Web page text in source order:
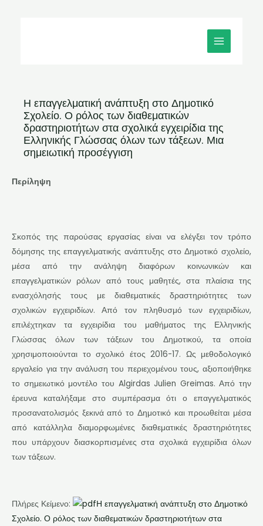
MAIN
MENU
Η επαγγελματική ανάπτυξη στο Δημοτικό
Σχολείο. Ο ρόλος των διαθεματικών
δραστηριοτήτων στα σχολικά εγχειρίδια της
Ελληνικής Γλώσσας όλων των τάξεων. Μια
σημειωτική προσέγγιση
Περίληψη
Σκοπός της παρούσας εργασίας είναι να ελέγξει τον τρόπο
δόμησης της επαγγελματικής ανάπτυξης στο Δημοτικό σχολείο,
μέσα από την ανάληψη διαφόρων κοινωνικών και
επαγγελματικών ρόλων από τους μαθητές, στα πλαίσια της
ενασχόλησής τους με διαθεματικές δραστηριότητες των
σχολικών εγχειριδίων. Από τον πληθυσμό των εγχειριδίων,
επιλέχτηκαν τα εγχειρίδια του μαθήματος της Ελληνικής
Γλώσσας όλων των τάξεων του Δημοτικού, τα οποία
χρησιμοποιούνται το σχολικό έτος 2016-17. Ως μεθοδολογικό
εργαλείο για την ανάλυση του περιεχομένου τους, αξιοποιήθηκε
το σημειωτικό μοντέλο του Algirdas Julien Greimas. Από την
έρευνα καταλήξαμε στο συμπέρασμα ότι ο επαγγελματικός
προσανατολισμός ξεκινά από το Δημοτικό και προωθείται μέσα
από κατάλληλα διαμορφωμένες διαθεματικές δραστηριότητες
που υπάρχουν διασκορπισμένες στα σχολικά εγχειρίδια όλων
των τάξεων.
Πλήρες Κείμενο:
Η επαγγελματική ανάπτυξη στο Δημοτικό
Σχολείο. Ο ρόλος των διαθεματικών δραστηριοτήτων στα